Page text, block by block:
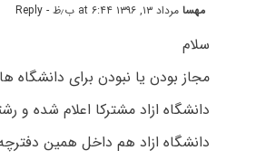
مهسامرداد ۱۳, ۱۳۹۶ at ۶:۴۴ ب٫ظ - Reply
سلام
مجاز بودن یا نبودن برای دانشگاه
دانشگاه ازاد مشترکا اعلام شده و
دانشگاه ازاد هم داخل همین